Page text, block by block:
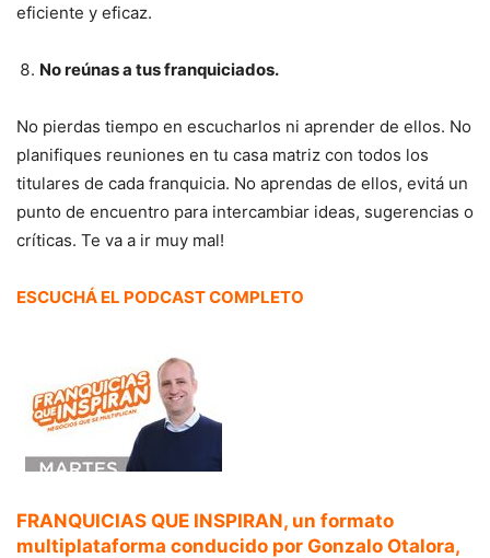
eficiente y eficaz.
No reúnas a tus franquiciados.
No pierdas tiempo en escucharlos ni aprender de ellos. No
planifiques reuniones en tu casa matriz con todos los
titulares de cada franquicia. No aprendas de ellos, evitá un
punto de encuentro para intercambiar ideas, sugerencias o
críticas. Te va a ir muy mal!
ESCUCHÁ EL PODCAST COMPLETO
FRANQUICIAS QUE INSPIRAN, un formato
multiplataforma conducido por Gonzalo Otalora,